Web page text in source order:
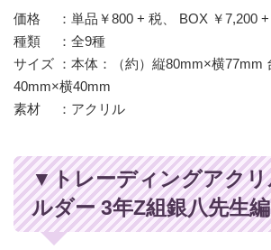
価格 ：単品￥800 + 税、 BOX ￥7,200 +
種類 ：全9種
サイズ ：本体：（約）縦80mm×横77mm
40mm×横40mm
素材 ：アクリル
▼トレーディングアクリ
ルダー 3年Z組銀八先生編